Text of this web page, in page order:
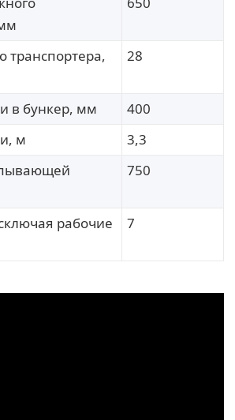
транспортера,
28
в бункер, мм
400
м
3,3
750
рабочие
7